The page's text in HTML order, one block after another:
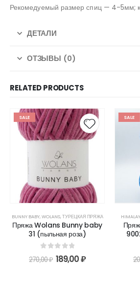
Рекомедуемый размер спиц — 4-
ДЕТАЛИ
ОТЗЫВЫ (0)
RELATED PRODUCTS
SALE
BUNNY BABY,WOLANS,ТУРЕЦКАЯ ПРЯЖА
Пряжа Wolans Bunny baby
31 (пыльная роза)
out of 5
270,00₽ 189,00₽
SALE